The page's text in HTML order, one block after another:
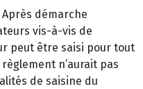
Après démarche
vis-à-vis de
peut être saisi pour tout
n’aurait pas
de saisine du